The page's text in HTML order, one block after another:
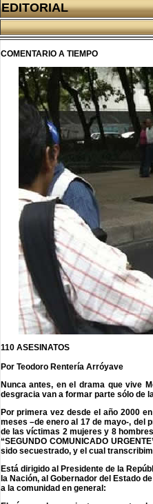
EDITORIAL
COMENTARIO A TIEMPO
110 ASESINATOS
Por Teodoro Rentería Arróyave
Nunca antes, en el drama que vive
desgracia van a formar parte sólo de
Por primera vez desde el año 2000
meses –de enero al 17 de mayo-, del
de las víctimas 2 mujeres y 8
“SEGUNDO COMUNICADO
sido secuestrado, y el cual
Está dirigido al Presidente de la
la Nación, al Gobernador del Estado
a la comunidad en general: